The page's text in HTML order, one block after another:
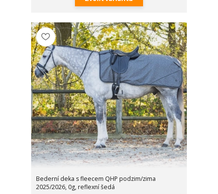
Bederní deka s fleecem QHP podzim/zima
2025/2026, 0g, reflexní šedá